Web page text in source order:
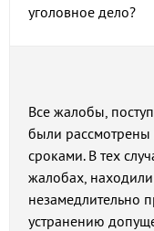
уголовное дело?
Все жалобы,
были рассмотрены
сроками. В тех
жалобах,
незамедлительно
устранению